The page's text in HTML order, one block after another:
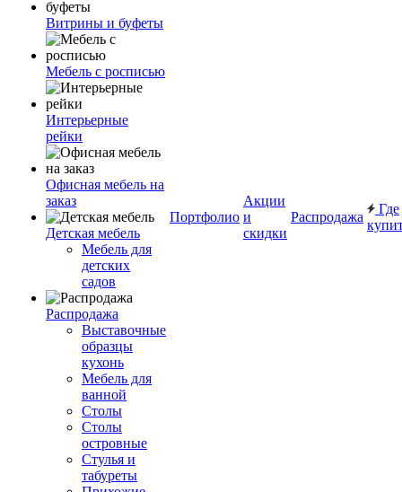
Витрины и буфеты
Мебель с росписью
Интерьерные
рейки
Офисная мебель на
заказ
Детская мебель
Мебель для
детских
садов
Распродажа
Выставочные
образцы
кухонь
Мебель для
ванной
Столы
Столы
островные
Стулья и
табуреты
Портфолио
Акции
и
скидки
Распродажа
Где